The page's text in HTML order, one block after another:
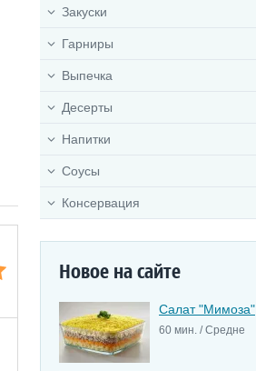
Закуски
Гарниры
Выпечка
Десерты
Напитки
Соусы
Консервация
Новое на сайте
Салат "Мимоза"
60 мин. / Средне